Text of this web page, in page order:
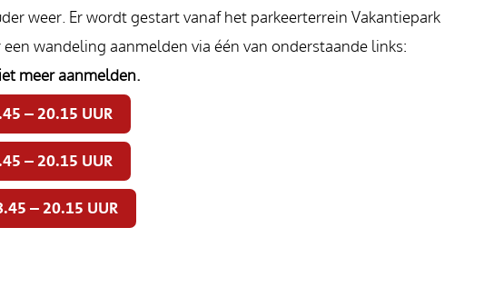
weer. Er wordt gestart vanaf het parkeerterrein Vakantiepark
wandeling aanmelden via één van onderstaande links:
meer aanmelden.
– 20.15 UUR
– 20.15 UUR
– 20.15 UUR